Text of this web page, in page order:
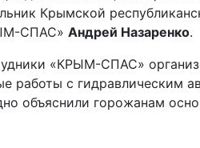
Крымской
СПАС» Андрей Назаренко.
«КРЫМ-СПАС»
работы с гидравлическим
объяснили горожанам